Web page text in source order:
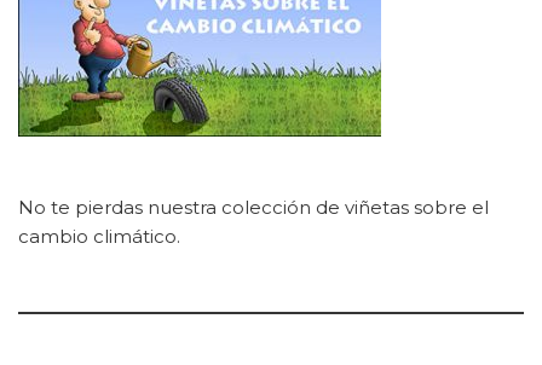
No te pierdas nuestra colección de viñetas sobre el
cambio climático.